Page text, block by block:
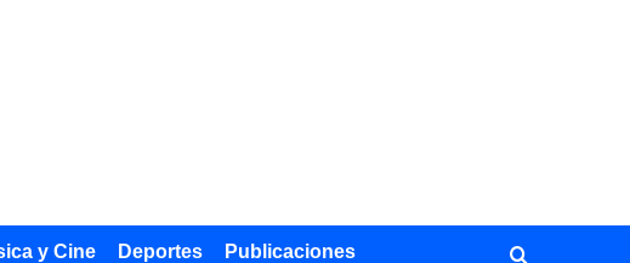
y Cine Deportes Publicaciones